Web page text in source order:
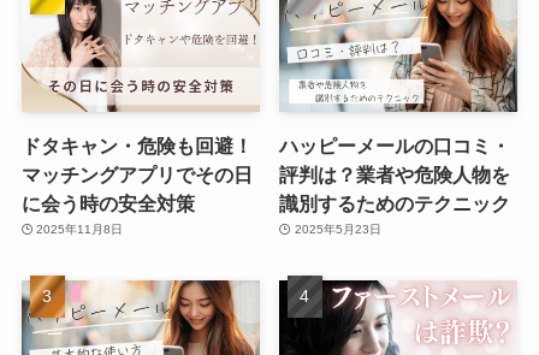
ドタキャン・危険も回避！
マッチングアプリでその日
に会う時の安全対策
2025年11月8日
ハッピーメールの口コミ・
評判は？業者や危険人物を
識別するためのテクニック
2025年5月23日